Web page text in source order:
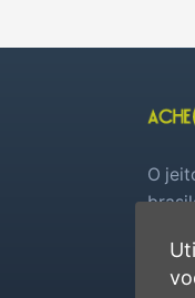
O
real.